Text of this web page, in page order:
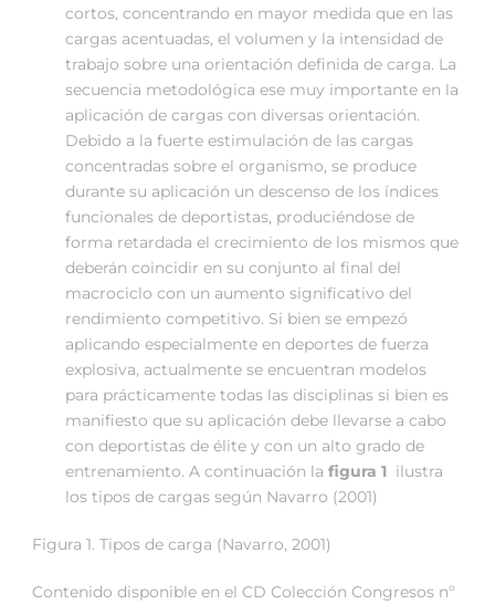
cortos, concentrando en mayor medida que en las
cargas acentuadas, el volumen y la intensidad de
trabajo sobre una orientación definida de carga. La
secuencia metodológica ese muy importante en la
aplicación de cargas con diversas orientación.
Debido a la fuerte estimulación de las cargas
concentradas sobre el organismo, se produce
durante su aplicación un descenso de los índices
funcionales de deportistas, produciéndose de
forma retardada el crecimiento de los mismos que
deberán coincidir en su conjunto al final del
macrociclo con un aumento significativo del
rendimiento competitivo. Si bien se empezó
aplicando especialmente en deportes de fuerza
explosiva, actualmente se encuentran modelos
para prácticamente todas las disciplinas si bien es
manifiesto que su aplicación debe llevarse a cabo
con deportistas de élite y con un alto grado de
entrenamiento. A continuación la figura 1 ilustra
los tipos de cargas según Navarro (2001)
Figura 1. Tipos de carga (Navarro, 2001)
Contenido disponible en el CD Colección Congresos nº